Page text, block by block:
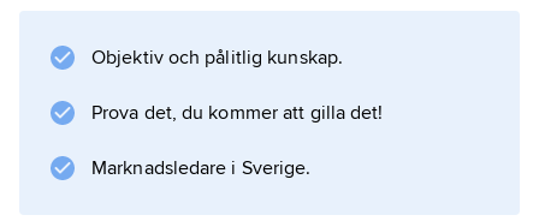
Objektiv och pålitlig kunskap.
Prova det, du kommer att gilla det!
Marknadsledare i Sverige.